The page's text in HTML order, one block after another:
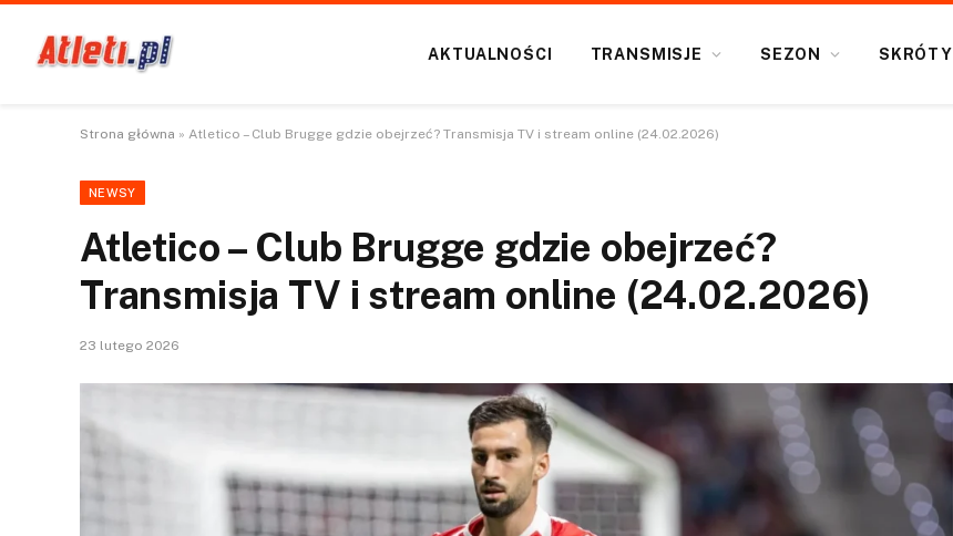
AKTUALNOŚCI TRANSMISJE SEZON SKRÓTY
Strona główna » Atletico – Club Brugge gdzie obejrzeć? Transmisja TV i stream online (24.02.2026)
NEWSY
Atletico – Club Brugge gdzie obejrzeć?
Transmisja TV i stream online (24.02.2026)
23 lutego 2026